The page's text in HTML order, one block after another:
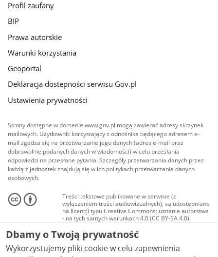
Profil zaufany
BIP
Prawa autorskie
Warunki korzystania
Geoportal
Deklaracja dostępności serwisu Gov.pl
Ustawienia prywatności
Strony dostępne w domenie www.gov.pl mogą zawierać adresy skrzynek
mailowych. Użytkownik korzystający z odnośnika będącego adresem e-
mail zgadza się na przetwarzanie jego danych (adres e-mail oraz
dobrowolnie podanych danych w wiadomości) w celu przesłania
odpowiedzi na przesłane pytania. Szczegóły przetwarzania danych przez
każdą z jednostek znajdują się w ich politykach przetwarzania danych
osobowych.
Treści tekstowe publikowane w serwisie (z
wyłączeniem treści audiowizualnych), są udostępniane
na licencji typu Creative Commons: uznanie autorstwa
- na tych samych warunkach 4.0 (CC BY-SA 4.0).
Materiały audiowizualne, w tym zdjęcia, materiały
audio i wideo, są udostępniane na licencji typu
Creative Commons: uznanie autorstwa użycie
niekomercyjne - bez utworów zależnych 4.0 (CC BY-
NC-ND 4.0), o ile nie jest to stwierdzone inaczej.
Dbamy o Twoją prywatność
Wykorzystujemy pliki cookie w celu zapewnienia